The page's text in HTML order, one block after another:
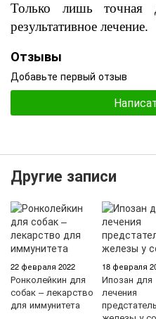
Только лишь точная
результативное лечение.
Отзывы
Добавьте первый отзыв
Другие записи
22 февраля 2022
Ронколейкин для
собак – лекарство
для иммунитета
18 февраля
Ипозан для
лечения